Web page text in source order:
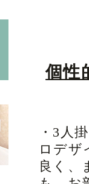
個性
・3人
ロデザ
良く、